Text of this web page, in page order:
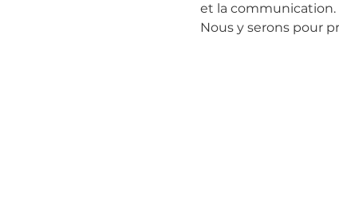
et la communication.
Nous y serons pour